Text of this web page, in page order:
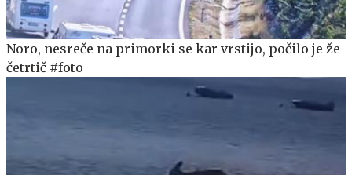
Noro, nesreče na primorki se kar vrstijo, počilo je že
četrtič #foto